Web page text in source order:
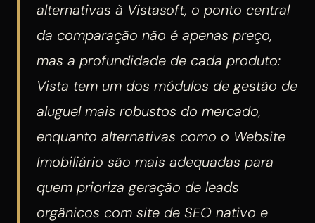
alternativas à Vistasoft, o ponto central
da comparação não é apenas preço,
mas a profundidade de cada produto:
Vista tem um dos módulos de gestão de
aluguel mais robustos do mercado,
enquanto alternativas como o Website
Imobiliário são mais adequadas para
quem prioriza geração de leads
orgânicos com site de SEO nativo e